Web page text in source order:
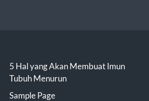
5 Hal yang Akan Membuat Imun
Tubuh Menurun
Sample Page